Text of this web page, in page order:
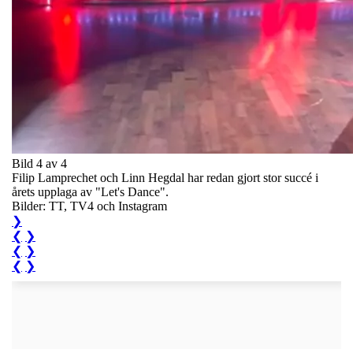
Bild 4 av 4
Filip Lamprechet och Linn Hegdal har redan gjort stor succé i
årets upplaga av "Let's Dance".
Bilder: TT, TV4 och Instagram
❯
❮ ❯
❮ ❯
❮ ❯